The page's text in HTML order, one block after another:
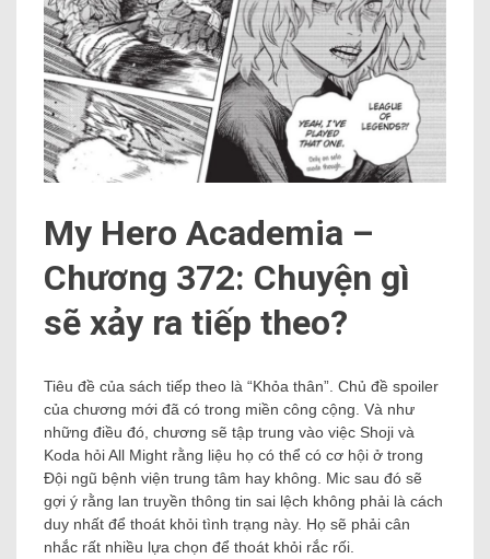
My Hero Academia –
Chương 372: Chuyện gì
sẽ xảy ra tiếp theo?
Tiêu đề của sách tiếp theo là “Khỏa thân”. Chủ đề spoiler
của chương mới đã có trong miền công cộng. Và như
những điều đó, chương sẽ tập trung vào việc Shoji và
Koda hỏi All Might rằng liệu họ có thể có cơ hội ở trong
Đội ngũ bệnh viện trung tâm hay không. Mic sau đó sẽ
gợi ý rằng lan truyền thông tin sai lệch không phải là cách
duy nhất để thoát khỏi tình trạng này. Họ sẽ phải cân
nhắc rất nhiều lựa chọn để thoát khỏi rắc rối.